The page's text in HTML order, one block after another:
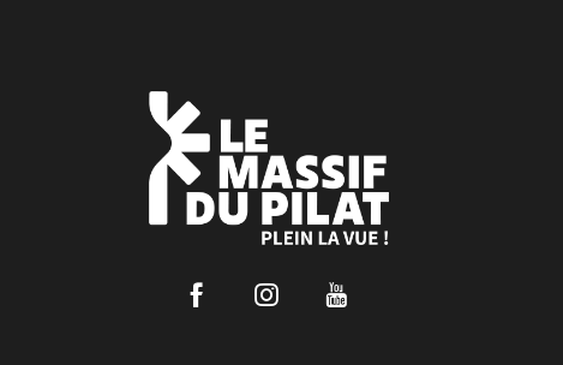
FacebookInstagram